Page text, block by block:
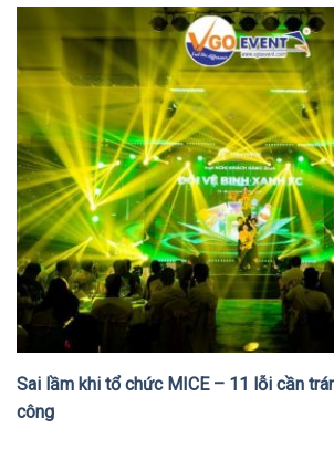
Sai lầm khi tổ chức MICE – 11 lỗi cần
công